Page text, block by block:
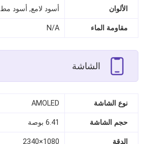
الألوان أسود لامع, أسود مط
مقاومة الماء N/A
الشاشة
نوع الشاشة AMOLED
حجم الشاشة 6.41 بوصة
الدقة 1080×2340